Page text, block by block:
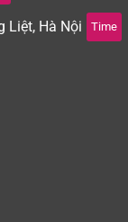
Liệt, Hà Nội Time